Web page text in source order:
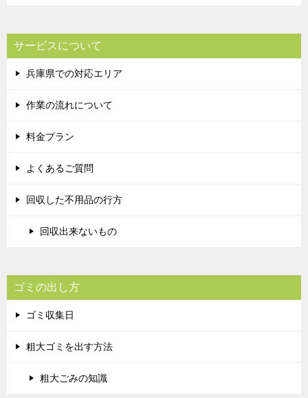
サービスについて
兵庫県での対応エリア
作業の流れについて
料金プラン
よくあるご質問
回収した不用品の行方
回収出来ないもの
ゴミの出し方
ゴミ収集日
粗大ゴミを出す方法
粗大ごみの知識